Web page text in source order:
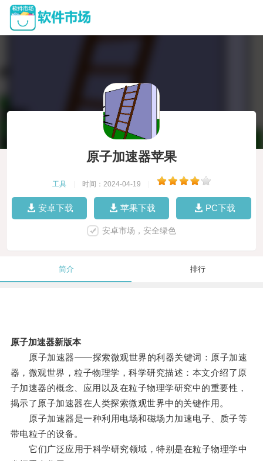
原子加速器苹果
工具 时间：2024-04-19
安卓下载 苹果下载 PC下载
安卓市场，安全绿色
简介 排行
原子加速器新版本
原子加速器——探索微观世界的利器关键词：原子加速
器，微观世界，粒子物理学，科学研究描述：本文介绍了原
子加速器的概念、应用以及在粒子物理学研究中的重要性，
揭示了原子加速器在人类探索微观世界中的关键作用。
原子加速器是一种利用电场和磁场力加速电子、质子等
带电粒子的设备。
它们广泛应用于科学研究领域，特别是在粒子物理学中